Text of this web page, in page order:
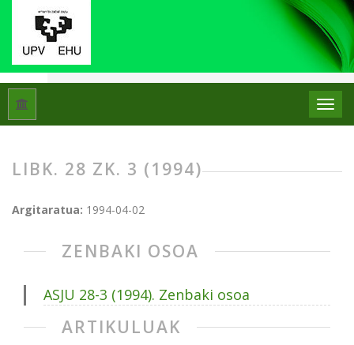
Hasiera
LIBK. 28 ZK. 3 (1994)
Argitaratua: 1994-04-02
ZENBAKI OSOA
ASJU 28-3 (1994). Zenbaki osoa
ARTIKULUAK